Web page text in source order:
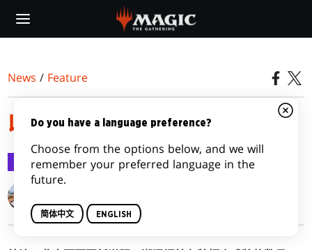
main
News / Feature
收集魔戒：中洲传说™
Feature 2023-09-22
Do you have a language preference?
Choose from the options below, and we will
remember your preferred language in the
future.
简体中文 ENGLISH